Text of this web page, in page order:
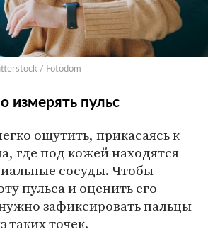
/ Fotodom
измерять пульс
ощутить, прикасаясь к
где под кожей находятся
сосуды. Чтобы
пульса и оценить его
зафиксировать пальцы
таких точек.